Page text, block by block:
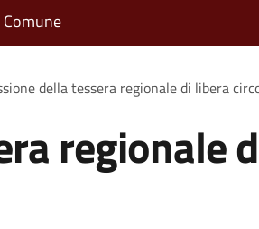
della tessera regionale di libera
regionale